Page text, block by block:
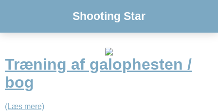
Shooting Star
Træning af galophesten /
bog
(Læs mere)